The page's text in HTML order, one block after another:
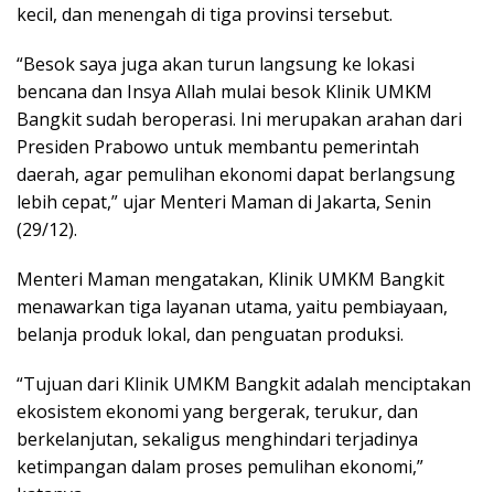
kecil, dan menengah di tiga provinsi tersebut.
“Besok saya juga akan turun langsung ke lokasi
bencana dan Insya Allah mulai besok Klinik UMKM
Bangkit sudah beroperasi. Ini merupakan arahan dari
Presiden Prabowo untuk membantu pemerintah
daerah, agar pemulihan ekonomi dapat berlangsung
lebih cepat,” ujar Menteri Maman di Jakarta, Senin
(29/12).
Menteri Maman mengatakan, Klinik UMKM Bangkit
menawarkan tiga layanan utama, yaitu pembiayaan,
belanja produk lokal, dan penguatan produksi.
“Tujuan dari Klinik UMKM Bangkit adalah menciptakan
ekosistem ekonomi yang bergerak, terukur, dan
berkelanjutan, sekaligus menghindari terjadinya
ketimpangan dalam proses pemulihan ekonomi,”